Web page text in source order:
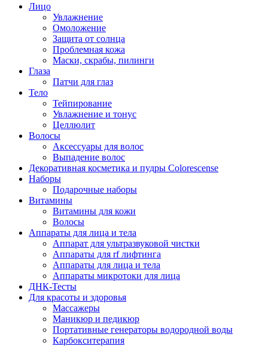
Лицо
Увлажнение
Омоложение
Защита от солнца
Проблемная кожа
Маски, скрабы, пилинги
Глаза
Патчи для глаз
Тело
Тейпирование
Увлажнение и тонус
Целлюлит
Волосы
Аксессуары для волос
Выпадение волос
Декоративная косметика и пудры Colorescense
Наборы
Подарочные наборы
Витамины
Витамины для кожи
Волосы
Аппараты для лица и тела
Аппарат для ультразвуковой чистки
Аппараты для rf лифтинга
Аппараты для лица и тела
Аппараты микротоки для лица
ДНК-Тесты
Для красоты и здоровья
Массажеры
Маникюр и педикюр
Портативные генераторы водородной воды
Карбокситерапия